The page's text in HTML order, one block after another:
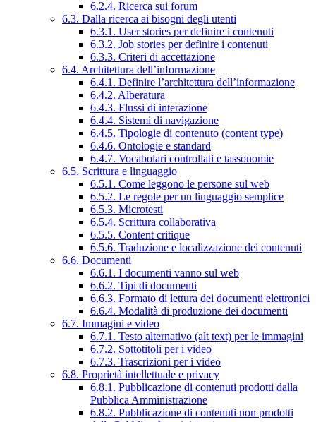
6.2.4. Ricerca sui forum
6.3. Dalla ricerca ai bisogni degli utenti
6.3.1. User stories per definire i contenuti
6.3.2. Job stories per definire i contenuti
6.3.3. Criteri di accettazione
6.4. Architettura dell’informazione
6.4.1. Definire l’architettura dell’informazione
6.4.2. Alberatura
6.4.3. Flussi di interazione
6.4.4. Sistemi di navigazione
6.4.5. Tipologie di contenuto (content type)
6.4.6. Ontologie e standard
6.4.7. Vocabolari controllati e tassonomie
6.5. Scrittura e linguaggio
6.5.1. Come leggono le persone sul web
6.5.2. Le regole per un linguaggio semplice
6.5.3. Microtesti
6.5.4. Scrittura collaborativa
6.5.5. Content critique
6.5.6. Traduzione e localizzazione dei contenuti
6.6. Documenti
6.6.1. I documenti vanno sul web
6.6.2. Tipi di documenti
6.6.3. Formato di lettura dei documenti elettronici
6.6.4. Modalità di produzione dei documenti
6.7. Immagini e video
6.7.1. Testo alternativo (alt text) per le immagini
6.7.2. Sottotitoli per i video
6.7.3. Trascrizioni per i video
6.8. Proprietà intellettuale e privacy
6.8.1. Pubblicazione di contenuti prodotti dalla
Pubblica Amministrazione
6.8.2. Pubblicazione di contenuti non prodotti